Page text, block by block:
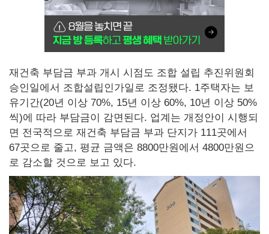
재건축 부담금 부과 개시 시점도 조합 설립 추진위원회
승인일에서 조합설립인가일로 조정됐다. 1주택자는 보
유기간(20년 이상 70%, 15년 이상 60%, 10년 이상 50%
씩)에 따라 부담금이 감면된다. 업계는 개정안이 시행되
면 전국적으로 재건축 부담금 부과 단지가 111곳에서
67곳으로 줄고, 평균 금액은 8800만원에서 4800만원으
로 감소할 것으로 보고 있다.